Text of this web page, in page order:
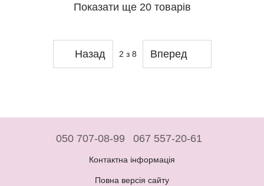
Показати ще 20 товарів
Назад 2 з 8 Вперед
050 707-08-99 067 557-20-61
Контактна інформація
Повна версія сайту